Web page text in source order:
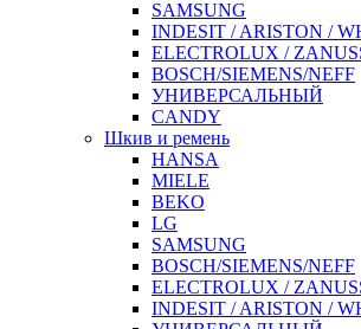
SAMSUNG
INDESIT / ARISTON /
ELECTROLUX /
BOSCH/SIEMENS/NEFF
УНИВЕРСАЛЬНЫЙ
CANDY
Шкив и ремень
HANSA
MIELE
BEKO
LG
SAMSUNG
BOSCH/SIEMENS/NEFF
ELECTROLUX /
INDESIT / ARISTON /